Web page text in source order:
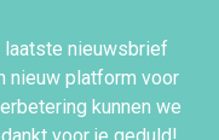
laatste nieuwsbrief
nieuw platform voor
kunnen we